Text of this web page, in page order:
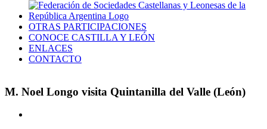
OTRAS PARTICIPACIONES
CONOCE CASTILLA Y LEÓN
ENLACES
CONTACTO
M. Noel Longo visita Quintanilla del Valle (León)